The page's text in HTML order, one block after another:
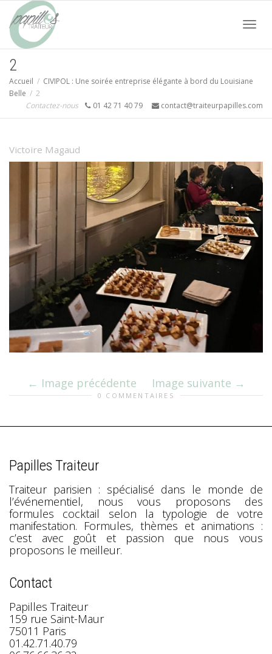
2
Accueil
CIVIPOL : Une soirée entreprise élégante à bord du Louisiane
Belle
2
Contactez-nous
01 42 71 40 79 contact@traiteurpapilles.com
Victoire Magaud
Image précédente Image suivante
0 COMMENTAIRES
Papilles Traiteur
Traiteur parisien : spécialisé dans le monde de
l’événementiel, nous vous proposons des
formules cocktail selon la typologie de votre
manifestation. Formules, thèmes et animations :
c’est avec goût et passion que nous vous
proposons le meilleur.
Contact
Papilles Traiteur
159 rue Saint-Maur
75011 Paris
01.42.71.40.79